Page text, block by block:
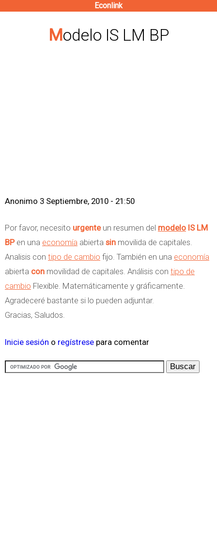
contenido
Econlink
Modelo IS LM BP
Anonimo 3 Septiembre, 2010 - 21:50
Por favor, necesito urgenteun resumen del modelo IS LM
BPen una economía abierta sin movilida de capitales.
Analisis con tipo de cambio fijo. También en una economía
abierta con movilidad de capitales. Análisis con tipo de
cambio Flexible. Matemáticamente y gráficamente.
Agradeceré bastante si lo pueden adjuntar.
Gracias, Saludos.
Inicie sesión o regístrese para comentar